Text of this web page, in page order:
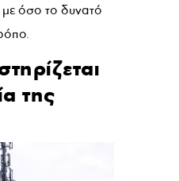
με όσο το δυνατό
της